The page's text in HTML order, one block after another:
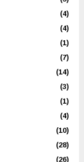
(4)
(4)
(1)
(7)
(14)
(3)
(1)
(4)
(10)
(28)
(26)